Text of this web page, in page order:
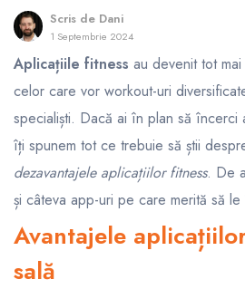
Scris de Dani
1 Septembrie 2024
Aplicațiile fitness au devenit tot
celor care vor workout-uri
specialiști. Dacă ai în plan să încerci
îți spunem tot ce trebuie să știi
dezavantajele aplicațiilor fitness. De
și câteva app-uri pe care merită să
Avantajele
sală